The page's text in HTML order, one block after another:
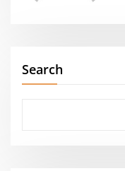
Search